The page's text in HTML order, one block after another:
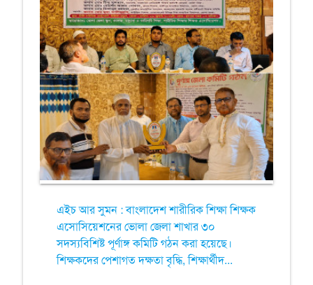
এইচ আর সুমন : বাংলাদেশ শারীরিক শিক্ষা শিক্ষক
এসোসিয়েশনের ভোলা জেলা শাখার ৩০
সদস্যবিশিষ্ট পূর্ণাঙ্গ কমিটি গঠন করা হয়েছে।
শিক্ষকদের পেশাগত দক্ষতা বৃদ্ধি, শিক্ষার্থীদ...